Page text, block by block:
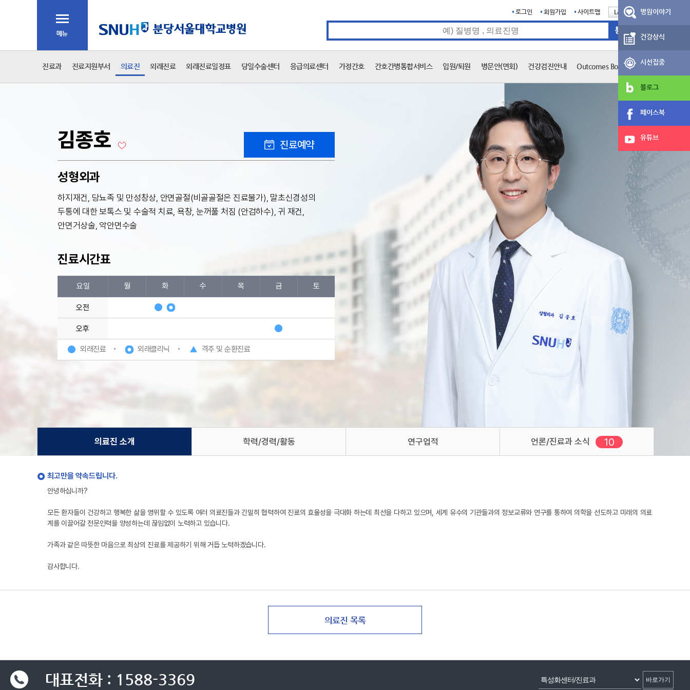
로그인 회원가입 사이트맵
Language
진료과 진료지원부서 의료진 외래진료 외래진료일정표 당일수술센터 응급의료센터 가정간호 간호간병통합서비스 입원/퇴원 병문안(면회) 건강검진안내 Outcomes Book
김종호 진료예약
성형외과
하지재건, 당뇨족 및 만성창상, 안면골절(비골골절은 진료불가), 말초신경성의
두통에 대한 보톡스 및 수술적 치료, 욕창, 눈꺼풀 처짐 (안검하수), 귀 재건,
안면거상술, 악안면수술
진료시간표
요일 월 화 수 목 금 토
오전
오후
외래진료 외래클리닉 격주 및 순환진료
의료진 소개 학력/경력/활동 연구업적 언론/진료과 소식 10
최고만을 약속드립니다.
안녕하십니까?
모든 환자들이 건강하고 행복한 삶을 영위할 수 있도록 여러 의료진들과 긴밀히 협력하여 진료의 효율성을 극대화 하는데 최선을 다하고 있으며, 세계 유수의 기관들과의 정보교류와 연구를 통하여 의학을 선도하고 미래의 의료
계를 이끌어갈 전문인력을 양성하는데 끊임없이 노력하고 있습니다.
가족과 같은 따뜻한 마음으로 최상의 진료를 제공하기 위해 거듭 노력하겠습니다.
감사합니다.
병원이야기
건강상식
시선집중
블로그
페이스북
유튜브
대표전화 : 1588-3369